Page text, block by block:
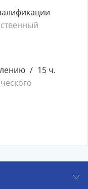
15 ч.